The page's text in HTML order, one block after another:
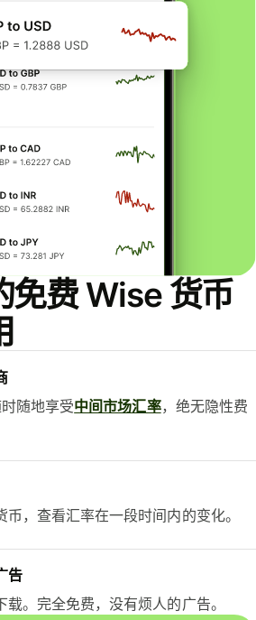
免费 Wise 货币
随地享受中间市场汇率，绝无隐性费
，查看汇率在一段时间内的变化。
告
载。完全免费，没有烦人的广告。